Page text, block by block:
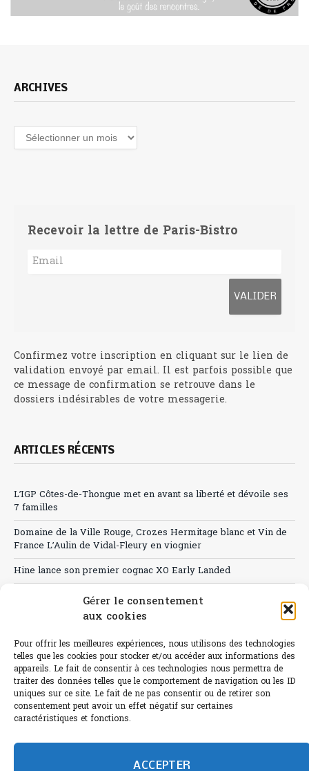
Gérer le consentement
aux cookies
Pour offrir les meilleures expériences, nous utilisons des technologies
telles que les cookies pour stocker et/ou accéder aux informations des
appareils. Le fait de consentir à ces technologies nous permettra de
traiter des données telles que le comportement de navigation ou les ID
uniques sur ce site. Le fait de ne pas consentir ou de retirer son
consentement peut avoir un effet négatif sur certaines
caractéristiques et fonctions.
ACCEPTER
ARCHIVES
Archives
Recevoir la lettre de Paris-Bistro
Confirmez votre inscription en cliquant sur le lien de
validation envoyé par email. Il est parfois possible que
ce message de confirmation se retrouve dans le
dossiers indésirables de votre messagerie.
ARTICLES RÉCENTS
L’IGP Côtes-de-Thongue met en avant sa liberté et dévoile ses
7 familles
Domaine de la Ville Rouge, Crozes Hermitage blanc et Vin de
France L’Aulin de Vidal-Fleury en viognier
Hine lance son premier cognac XO Early Landed
Canicule : A quand le CHR à « l’heure espagnole » ?
Sélection de rosés 2026
L'abus d'alcool est dangereux pour la santé.
©paris-bistro 2026 Paris-bistro.com est une publication 100%
humain et 0% IA de Paris Bistro Editions - SARL de Presse -